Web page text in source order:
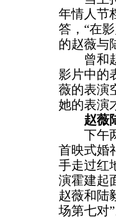
年情人节
答，“在
的赵薇与
曾和赵
影片中的
薇的表演
她的表演
赵薇
下午两
首映式婚
手走过红
演霍建起
赵薇和陆
场第七对”